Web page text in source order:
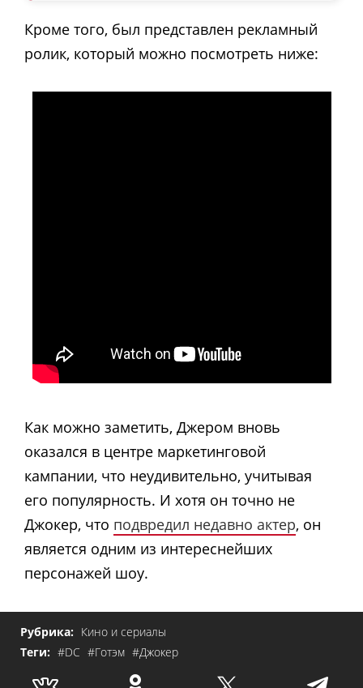
Кроме того, был представлен рекламный
ролик, который можно посмотреть ниже:
Как можно заметить, Джером вновь
оказался в центре маркетинговой
кампании, что неудивительно, учитывая
его популярность. И хотя он точно не
Джокер, что подвредил недавно актер, он
является одним из интереснейших
персонажей шоу.
Рубрика: Кино и сериалы
Теги: #DC #Готэм #Джокер